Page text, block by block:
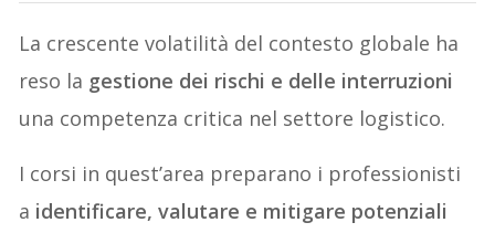
La crescente volatilità del contesto globale ha
reso la gestione dei rischi e delle interruzioni
una competenza critica nel settore logistico.
I corsi in quest’area preparano i professionisti
a identificare, valutare e mitigare potenziali